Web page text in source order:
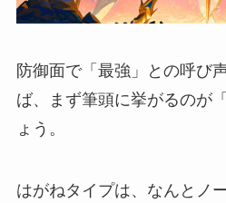
防御面で「最強」との呼び
ば、まず筆頭に挙がるのが
ょう。
はがねタイプは、なんとノ